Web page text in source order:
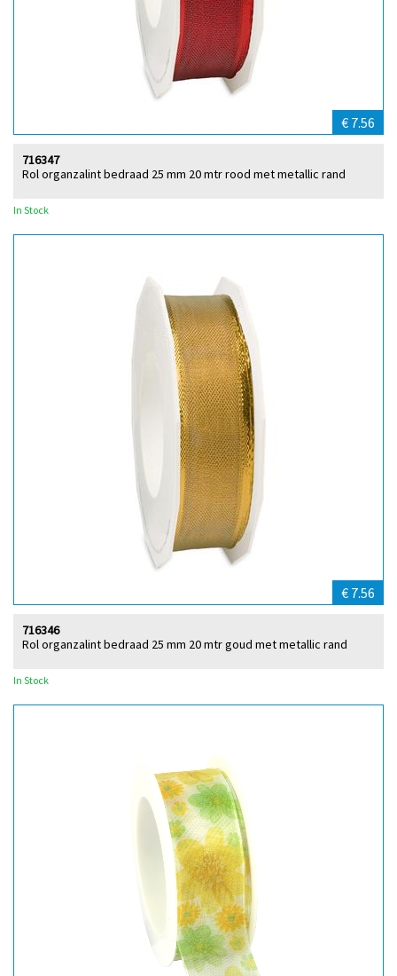
€ 7.56
Rol organzalint bedraad 25 mm 20 mtr rood met metallic rand
716347
In Stock
€ 7.56
Rol organzalint bedraad 25 mm 20 mtr goud met metallic rand
716346
In Stock